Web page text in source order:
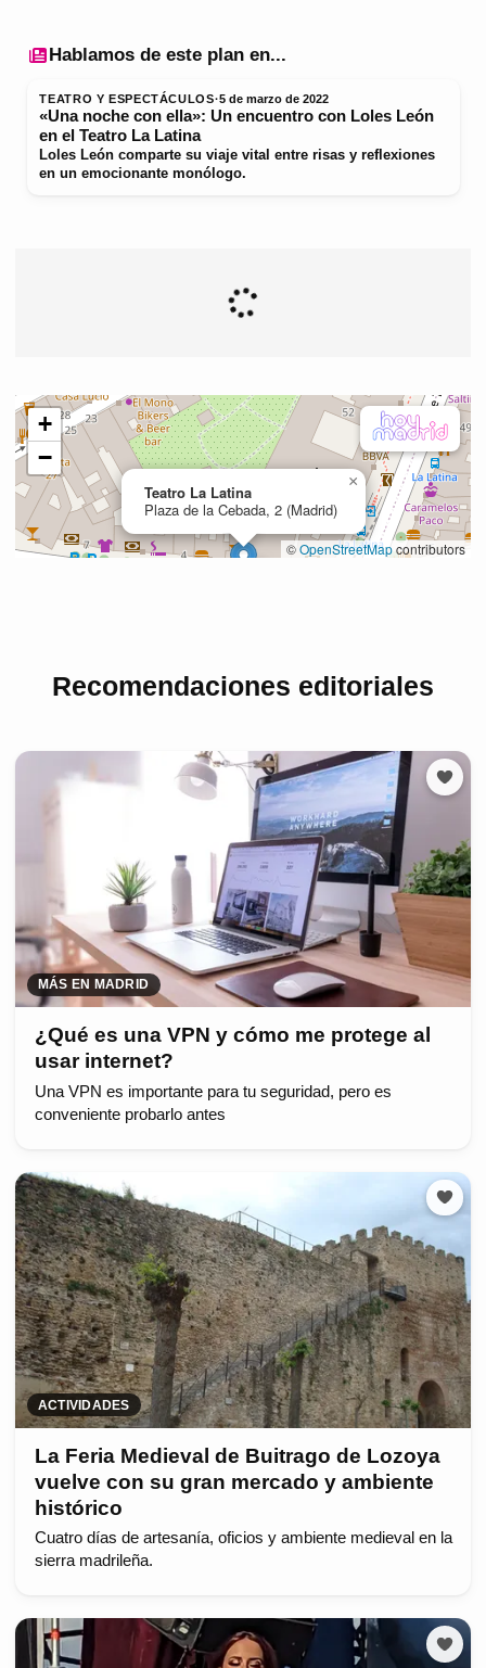
Hablamos de este plan en...
TEATRO Y ESPECTÁCULOS·5 de marzo de 2022
«Una noche con ella»: Un encuentro con Loles León
en el Teatro La Latina
Loles León comparte su viaje vital entre risas y reflexiones
en un emocionante monólogo.
Recomendaciones editoriales
MÁS EN MADRID
¿Qué es una VPN y cómo me protege al
usar internet?
Una VPN es importante para tu seguridad, pero es
conveniente probarlo antes
ACTIVIDADES
La Feria Medieval de Buitrago de Lozoya
vuelve con su gran mercado y ambiente
histórico
Cuatro días de artesanía, oficios y ambiente medieval en la
sierra madrileña.